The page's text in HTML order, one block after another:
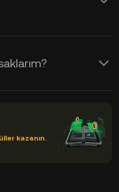
kazanın.